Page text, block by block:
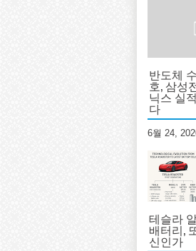
반도체
호, 삼성
닉스 실
다
6월 24,
테슬라
배터리,
신인가